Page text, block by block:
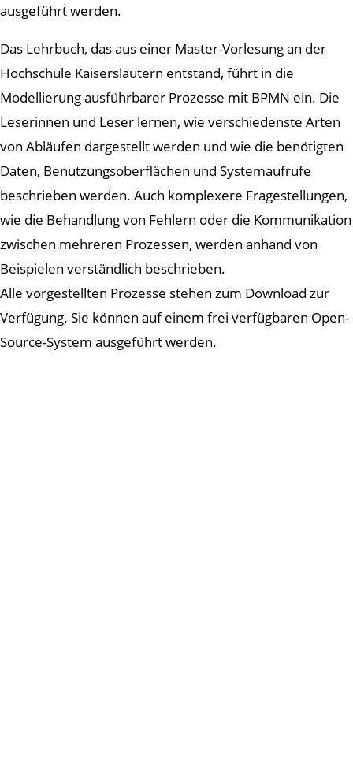
ausgeführt werden.
Das Lehrbuch, das aus einer Master-Vorlesung an der
Hochschule Kaiserslautern entstand, führt in die
Modellierung ausführbarer Prozesse mit BPMN ein. Die
Leserinnen und Leser lernen, wie verschiedenste Arten
von Abläufen dargestellt werden und wie die benötigten
Daten, Benutzungsoberflächen und Systemaufrufe
beschrieben werden. Auch komplexere Fragestellungen,
wie die Behandlung von Fehlern oder die Kommunikation
zwischen mehreren Prozessen, werden anhand von
Beispielen verständlich beschrieben.
Alle vorgestellten Prozesse stehen zum Download zur
Verfügung. Sie können auf einem frei verfügbaren Open-
Source-System ausgeführt werden.